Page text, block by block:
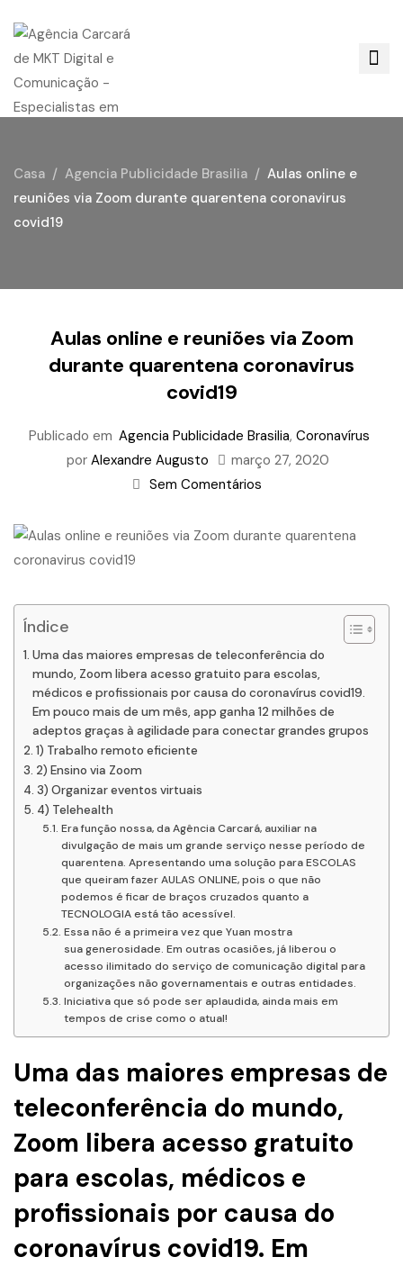
Casa Agencia Publicidade Brasilia
Aulas online e
reuniões via Zoom durante quarentena coronavirus
covid19
Aulas online e reuniões via Zoom
durante quarentena coronavirus
covid19
Publicado em Agencia Publicidade Brasilia, Coronavírus
por Alexandre Augusto
março 27, 2020
Sem Comentários
Índice
Uma das maiores empresas de teleconferência do
mundo, Zoom libera acesso gratuito para escolas,
médicos e profissionais por causa do coronavírus covid19.
Em pouco mais de um mês, app ganha 12 milhões de
adeptos graças à agilidade para conectar grandes grupos
1) Trabalho remoto eficiente
2) Ensino via Zoom
3) Organizar eventos virtuais
4) Telehealth
Era função nossa, da Agência Carcará, auxiliar na
divulgação de mais um grande serviço nesse período de
quarentena. Apresentando uma solução para ESCOLAS
que queiram fazer AULAS ONLINE, pois o que não
podemos é ficar de braços cruzados quanto a
TECNOLOGIA está tão acessível.
Essa não é a primeira vez que Yuan mostra
sua generosidade. Em outras ocasiões, já liberou o
acesso ilimitado do serviço de comunicação digital para
organizações não governamentais e outras entidades.
Iniciativa que só pode ser aplaudida, ainda mais em
tempos de crise como o atual!
Uma das maiores empresas de
teleconferência do mundo,
Zoom libera acesso gratuito
para escolas, médicos e
profissionais por causa do
coronavírus covid19. Em